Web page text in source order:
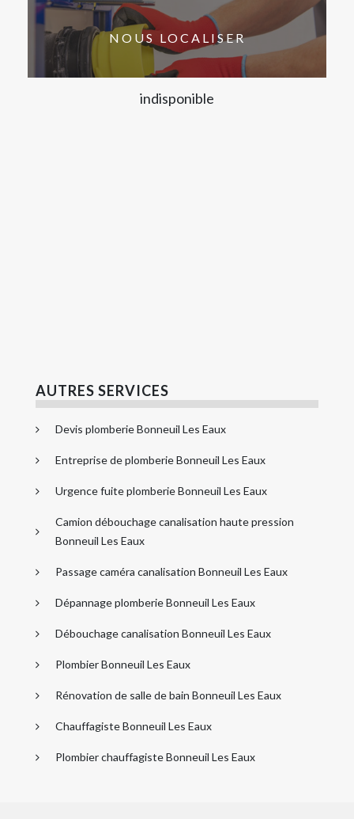
NOUS LOCALISER
indisponible
AUTRES SERVICES
Devis plomberie Bonneuil Les Eaux
Entreprise de plomberie Bonneuil Les Eaux
Urgence fuite plomberie Bonneuil Les Eaux
Camion débouchage canalisation haute pression
Bonneuil Les Eaux
Passage caméra canalisation Bonneuil Les Eaux
Dépannage plomberie Bonneuil Les Eaux
Débouchage canalisation Bonneuil Les Eaux
Plombier Bonneuil Les Eaux
Rénovation de salle de bain Bonneuil Les Eaux
Chauffagiste Bonneuil Les Eaux
Plombier chauffagiste Bonneuil Les Eaux